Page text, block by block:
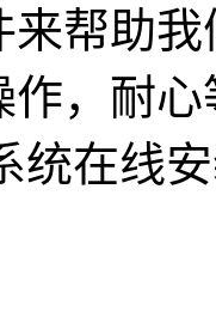
来帮助
作，耐
统在线